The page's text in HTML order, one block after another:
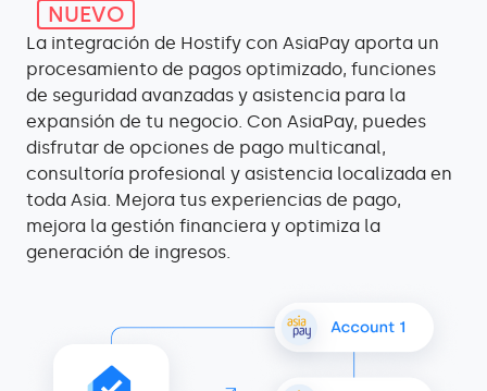
NUEVO
La integración de Hostify con AsiaPay aporta un
procesamiento de pagos optimizado, funciones
de seguridad avanzadas y asistencia para la
expansión de tu negocio. Con AsiaPay, puedes
disfrutar de opciones de pago multicanal,
consultoría profesional y asistencia localizada en
toda Asia. Mejora tus experiencias de pago,
mejora la gestión financiera y optimiza la
generación de ingresos.